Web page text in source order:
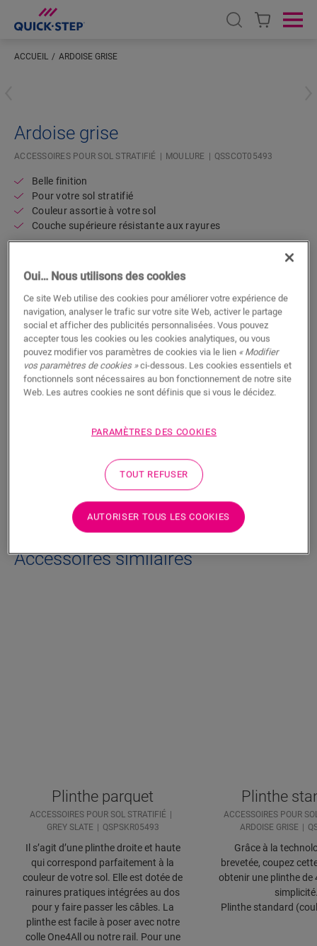
Open search
ACCUEIL ARDOISE GRISE
Ardoise grise
ACCESSOIRES POUR SOL STRATIFIÉ MOULURE QSSCOT05493
Belle finition
Pour votre sol stratifié
Couleur assortie à votre sol
Couche supérieure résistante aux rayures
RECHERCHER
Fonctionnalités du produit
Finition discrète pour votre sol. Peut également être utilisée
comme finition avec les plinthes existantes.
Accessoires similaires
Plinthe parquet
ACCESSOIRES POUR SOL STRATIFIÉ
GREY SLATE
QSPSKR05493
Il s’agit d’une plinthe droite et haute
qui correspond parfaitement à la
couleur de votre sol. Elle est dotée de
rainures pratiques intégrées au dos
pour y faire passer les câbles. La
plinthe est facile à poser avec notre
colle One4All ou notre rail. Pour une
Plinthe
ACCESSOIRES POUR
ARDOISE GRISE
Grâce à la
brevetée, coupez
obtenir une plinthe de
Plinthe standard
Oui… Nous utilisons des cookies
Ce site Web utilise des cookies pour améliorer votre expérience de
navigation, analyser le trafic sur votre site Web, activer le partage
social et afficher des publicités personnalisées. Vous pouvez
accepter tous les cookies ou les cookies analytiques, ou vous
pouvez modifier vos paramètres de cookies via le lien « Modifier
vos paramètres de cookies »ci-dessous. Les cookies essentiels et
fonctionnels sont nécessaires au bon fonctionnement de notre site
Web. Les autres cookies ne sont définis que si vous le décidez.
PARAMÈTRES DES COOKIES
TOUT REFUSER
AUTORISER TOUS LES COOKIES